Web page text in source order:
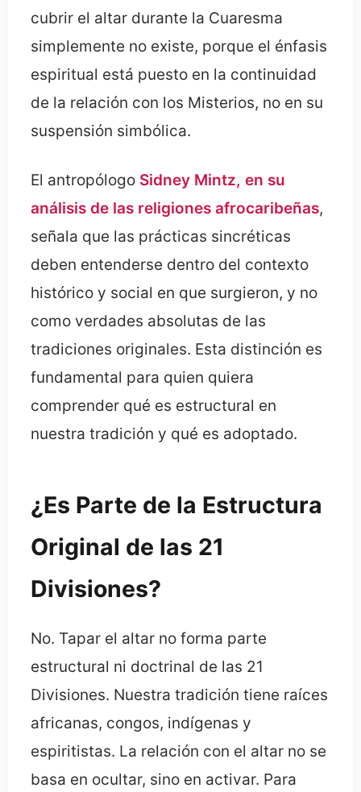
cubrir el altar durante la Cuaresma
simplemente no existe, porque el énfasis
espiritual está puesto en la continuidad
de la relación con los Misterios, no en su
suspensión simbólica.
El antropólogo Sidney Mintz, en su
análisis de las religiones afrocaribeñas,
señala que las prácticas sincréticas
deben entenderse dentro del contexto
histórico y social en que surgieron, y no
como verdades absolutas de las
tradiciones originales. Esta distinción es
fundamental para quien quiera
comprender qué es estructural en
nuestra tradición y qué es adoptado.
¿Es Parte de la Estructura
Original de las 21
Divisiones?
No. Tapar el altar no forma parte
estructural ni doctrinal de las 21
Divisiones. Nuestra tradición tiene raíces
africanas, congos, indígenas y
espiritistas. La relación con el altar no se
basa en ocultar, sino en activar. Para